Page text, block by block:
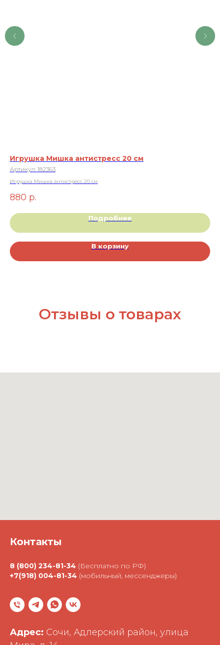
Игрушка Мишка антистресс 20 см
Артикул: 182363
Игрушка Мишка антистресс 20 см
880 р.
Подробнее
В корзину
Отзывы о товарах
Контакты
8 (800) 234-81-34 (Бесплатно по РФ)
+7(918) 004-81-34 (мобильный, мессенджеры)
Адрес: Сочи, Адлерский район, улица